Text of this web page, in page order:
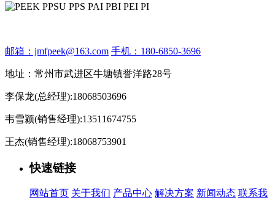
邮箱：jmfpeek@163.com 手机：180-6850-3696
地址：常州市武进区牛塘镇誉洋路28号
李保龙(总经理):18068503696
韦雪颍(销售经理):13511674755
王杰(销售经理):18068753901
快速链接
网站首页 关于我们 产品中心 解决方案 新闻动态 联系我